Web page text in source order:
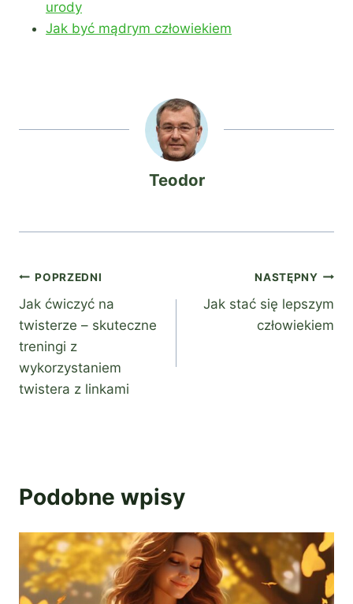
urody
Jak być mądrym człowiekiem
Teodor
Nawigacja
wpisu
POPRZEDNI
Jak ćwiczyć na
twisterze – skuteczne
treningi z
wykorzystaniem
twistera z linkami
NASTĘPNY
Jak stać się lepszym
człowiekiem
Podobne wpisy